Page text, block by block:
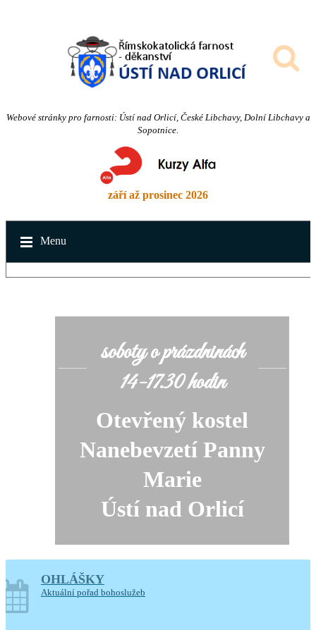
Webové stránky pro farnosti: Ústí nad Orlicí, České Libchavy, Dolní Libchavy a
Sopotnice.
září až prosinec 2026
Menu
soboty o prázdninách
14-17.30 hodin
Otevřený kostel
Nanebevzetí Panny
Marie
Ústí nad Orlicí
Generální úklid kostela
OHLÁŠKY
Aktuální pořad bohoslužeb